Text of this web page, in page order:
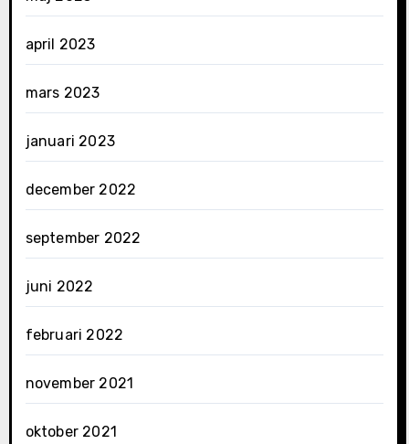
april 2023
mars 2023
januari 2023
december 2022
september 2022
juni 2022
februari 2022
november 2021
oktober 2021